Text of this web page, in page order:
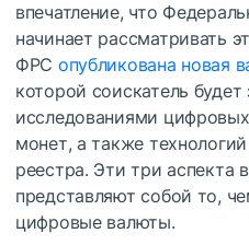
впечатление, что
начинает рассматривать
ФРС опубликована новая
которой соискатель будет
исследованиями
монет, а также
реестра. Эти три аспекта
представляют собой то,
цифровые валюты.